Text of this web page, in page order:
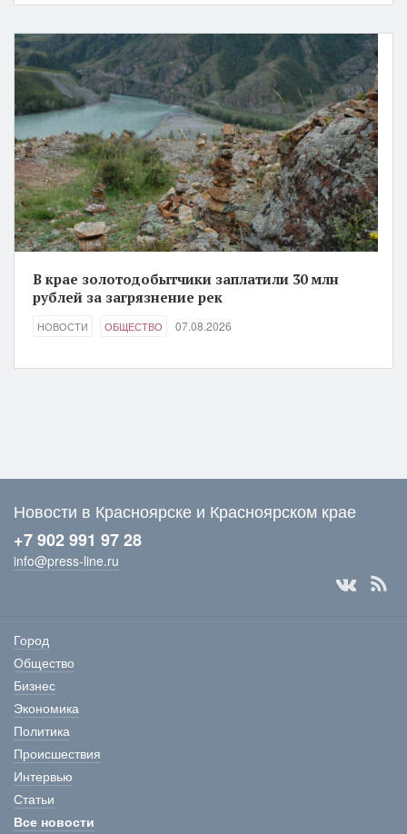
В крае золотодобытчики заплатили 30 млн
рублей за загрязнение рек
НОВОСТИ ОБЩЕСТВО 07.08.2026
Новости в Красноярске и Красноярском крае
+7 902 991 97 28
info@press-line.ru
Город
Общество
Бизнес
Экономика
Политика
Происшествия
Интервью
Статьи
Все новости